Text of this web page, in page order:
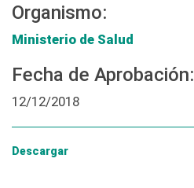
Organismo:
Ministerio de Salud
Fecha de Aprobación:
12/12/2018
Descargar